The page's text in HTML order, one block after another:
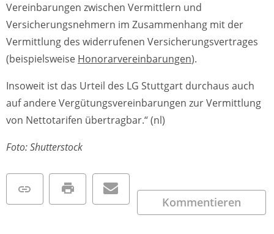
Vereinbarungen zwischen Vermittlern und
Versicherungsnehmern im Zusammenhang mit der
Vermittlung des widerrufenen Versicherungsvertrages
(beispielsweise Honorarvereinbarungen).
Insoweit ist das Urteil des LG Stuttgart durchaus auch
auf andere Vergütungsvereinbarungen zur Vermittlung
von Nettotarifen übertragbar.“ (nl)
Foto: Shutterstock
Kommentieren